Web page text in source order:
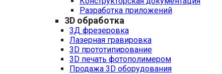
Разработка приложений
3D обработка
3Д фрезеровка
Лазерная гравировка
3D прототипирование
3D печать фотополимером
Продажа 3D оборудования